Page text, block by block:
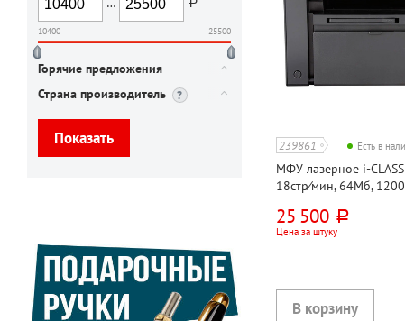
руб.
10400 25500
Горячие предложения
Страна производитель
239861 Есть в
МФУ лазерное i-
18стр⁄мин, 64Мб,
25 500 руб.
Цена за штуку